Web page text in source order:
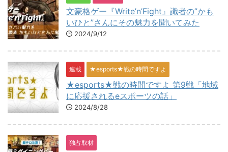
文豪格ゲー『Write’n’Fight』識者の”かも
いひと”さんにその魅力を聞いてみた
2024/9/12
連載 ★esports★戦の時間ですよ
★esports★戦の時間ですよ 第9戦「地域
に応援されるeスポーツの話」
2024/8/28
独占取材